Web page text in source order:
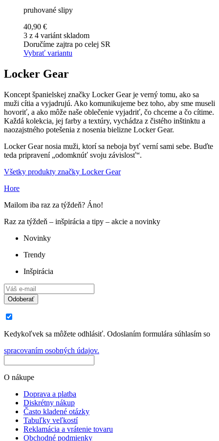
pruhované slipy
40,90 €
3 z 4 variánt skladom
Doručíme zajtra po celej SR
Vybrať variantu
Locker Gear
Koncept španielskej značky Locker Gear je verný tomu, ako sa
muži cítia a vyjadrujú. Ako komunikujeme bez toho, aby sme museli
hovoriť, a ako môže naše oblečenie vyjadriť, čo chceme a čo cítime.
Každá kolekcia, jej farby a textúry, vychádza z čistého inštinktu a
naozajstného potešenia z nosenia bielizne Locker Gear.
Locker Gear nosia muži, ktorí sa neboja byť verní sami sebe. Buďte
teda pripravení „odomknúť svoju závislosť“.
Všetky produkty značky Locker Gear
Hore
Mailom iba raz za týždeň? Áno!
Raz za týždeň – inšpirácia a tipy – akcie a novinky
Novinky
Trendy
Inšpirácia
Odoberať
Kedykoľvek sa môžete odhlásiť. Odoslaním formulára súhlasím so
spracovaním osobných údajov.
O nákupe
Doprava a platba
Diskrétny nákup
Často kladené otázky
Tabuľky veľkostí
Reklamácia a vrátenie tovaru
Obchodné podmienky